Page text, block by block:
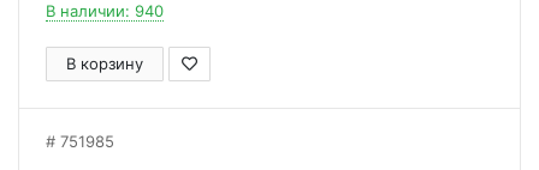
В наличии: 940
В корзину
751985